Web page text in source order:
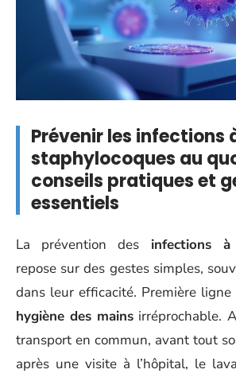
Prévenir les infections
staphylocoques au
conseils pratiques et
essentiels
La prévention des infections à
repose sur des gestes simples,
dans leur efficacité. Première
hygiène des mains irréprochable.
transport en commun, avant tout
après une visite à l’hôpital, le